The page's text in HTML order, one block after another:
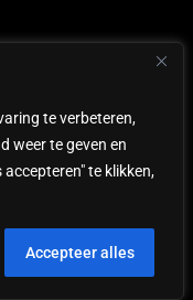
te verbeteren,
weer te geven en
te klikken,
Accepteer alles